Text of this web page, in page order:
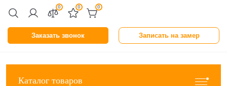
Заказать звонок Записать на замер
0 0 0
Каталог товаров